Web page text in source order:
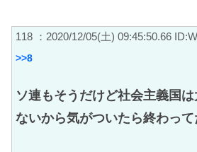
118 ：2020/12/05(土) 09:45:50.66
>>8
ソ連もそうだけど社会主義国
ないから気がついたら終わって